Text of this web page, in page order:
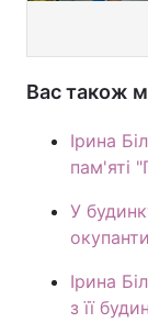
Вас також
Ірина
пам'яті
У
Ірина
з її